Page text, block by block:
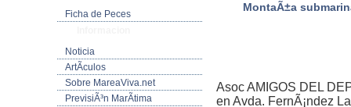
Ficha de Peces
Noticia
ArtÃ­culos
Sobre MareaViva.net
PrevisiÃ³n MarÃ­tima
MontaÃ±a
Asoc AMIGOS DEL
en Avda. FernÃ¡ndez